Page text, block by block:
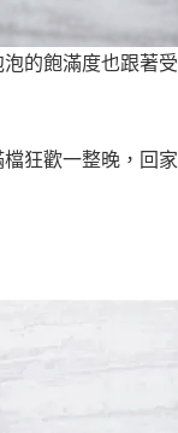
的飽滿度也跟著受
狂歡一整晚，回家